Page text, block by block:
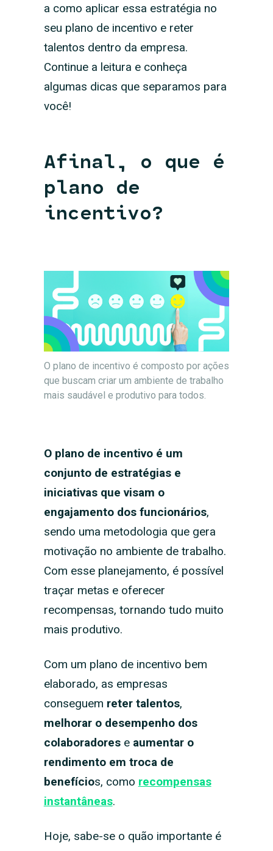
a como aplicar essa estratégia no
seu plano de incentivo e reter
talentos dentro da empresa.
Continue a leitura e conheça
algumas dicas que separamos para
você!
Afinal, o que é
plano de
incentivo?
O plano de incentivo é composto por ações
que buscam criar um ambiente de trabalho
mais saudável e produtivo para todos.
O plano de incentivo é um
conjunto de estratégias e
iniciativas que visam o
engajamento dos funcionários,
sendo uma metodologia que gera
motivação no ambiente de trabalho.
Com esse planejamento, é possível
traçar metas e oferecer
recompensas, tornando tudo muito
mais produtivo.
Com um plano de incentivo bem
elaborado, as empresas
conseguem reter talentos,
melhorar o desempenho dos
colaboradorese aumentar o
rendimento em troca de
benefícios, como recompensas
instantâneas.
Hoje, sabe-se o quão importante é